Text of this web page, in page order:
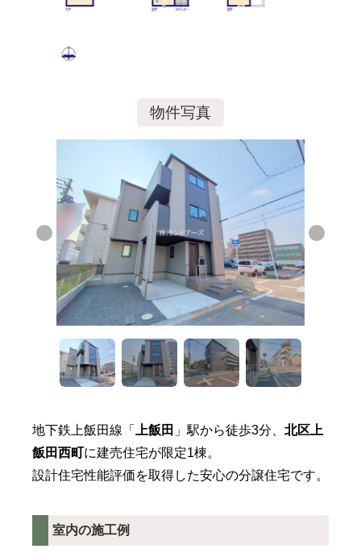
物件写真
地下鉄上飯田線「 上飯田 」駅から徒歩3分、 北区上
飯田西町に建売住宅が限定1棟。
設計住宅性能評価を取得した安心の分譲住宅です。
室内の施工例